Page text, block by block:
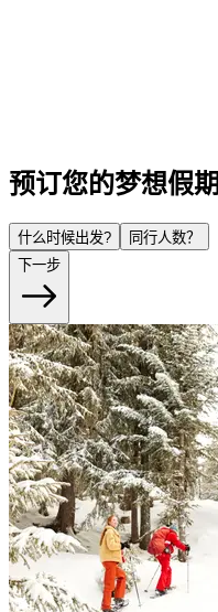
预订您的梦想假期
什么时候出发?
同行人数？
下一步